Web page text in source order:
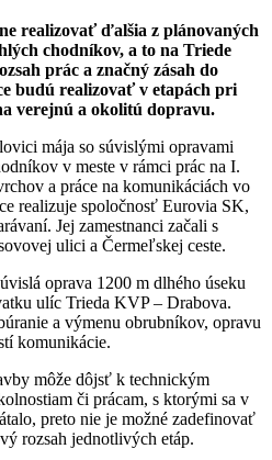
realizovať ďalšia z plánovaných
chodníkov, a to na Triede
prác a značný zásah do
budú realizovať v etapách pri
verejnú a okolitú dopravu.
mája so súvislými opravami
v meste v rámci prác na I.
a práce na komunikáciách vo
realizuje spoločnosť Eurovia SK,
Jej zamestnanci začali s
ulici a Čermeľskej ceste.
oprava 1200 m dlhého úseku
ulíc Trieda KVP – Drabova.
a výmenu obrubníkov, opravu
komunikácie.
môže dôjsť k technickým
či prácam, s ktorými sa v
preto nie je možné zadefinovať
rozsah jednotlivých etáp.